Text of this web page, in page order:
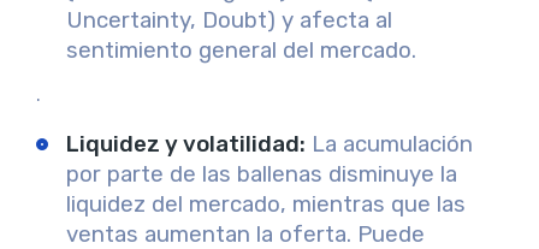
Uncertainty, Doubt) y afecta al
sentimiento general del mercado.
.
Liquidez y volatilidad: La acumulación
por parte de las ballenas disminuye la
liquidez del mercado, mientras que las
ventas aumentan la oferta. Puede